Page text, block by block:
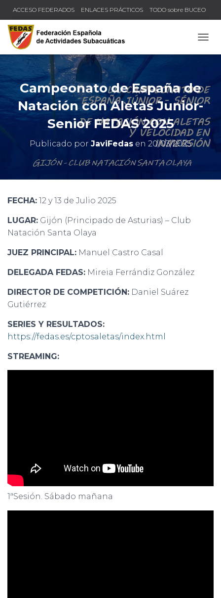
ACCESO FEDERADOS ENLACES PRÁCTICOS TODO sobre BUCEO
COMPRUEBA TU TÍTULO Y LICENCIA
Campeonato de España de
Natación con Aletas Junior-
Senior FEDAS 2025
Publicado por JaviFedas en 20/03/2025
FECHA: 12 y 13 de Julio 2025
LUGAR: Gijón (Principado de Asturias) – Club
Natación Santa Olaya
JUEZ PRINCIPAL: Manuel Castro Casal
DELEGADA FEDAS: Mireia Ferrándiz González
DIRECTOR DE COMPETICIÓN: Daniel Suárez
Gutiérrez
SERIES Y RESULTADOS:
https://fedas.es/cptosaletas/index.html
STREAMING:
1ªSesión. Sábado mañana